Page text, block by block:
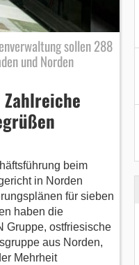
sollen 288
und Norden
Zahlreiche
beim
in Norden
für sieben
haben die
Gruppe, ostfriesische
aus Norden,
Mehrheit